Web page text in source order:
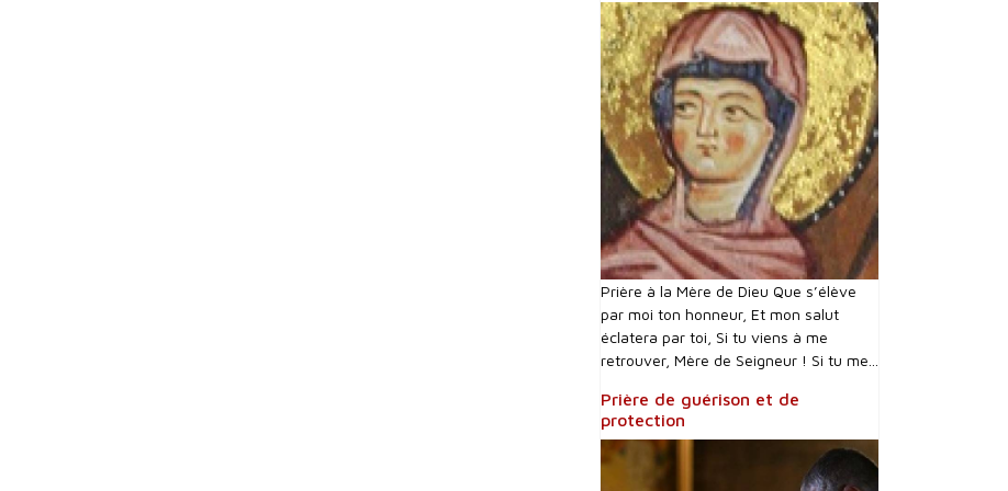
Prière à la Mère de Dieu Que s’élève
par moi ton honneur, Et mon salut
éclatera par toi, Si tu viens à me
retrouver, Mère de Seigneur ! Si tu me...
Prière de guérison et de
protection